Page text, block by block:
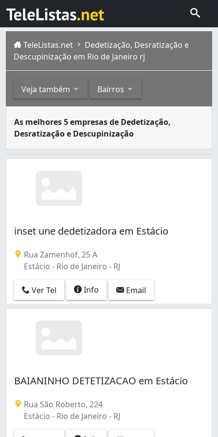
TeleListas.net
Dedetização, Desratização e
Descupinização em Rio de Janeiro rj
Veja também Bairros
Empresas de Desinfecção (2)
Abolição (2)
Benfica (2)
Bonsucesso (7)
Botafogo (1)
Braz de Pina (5)
Cachambi (2)
Caju (2)
Cidade de Deus (1)
Coelho Neto (2)
Colégio (2)
Copacabana (5)
Cordovil (4)
Cosme Velho (1)
As melhores 5 empresas de Dedetização,
Desratização e Descupinização
A cidade do Rio de Janeiro capital do estado
inset une dedetizadora em Estácio
Rua Zamenhof, 25 A
Estácio - Rio de Janeiro - RJ
Ver Tel Info Email
BAIANINHO DETETIZACAO em Estácio
Rua São Roberto, 224
Estácio - Rio de Janeiro - RJ